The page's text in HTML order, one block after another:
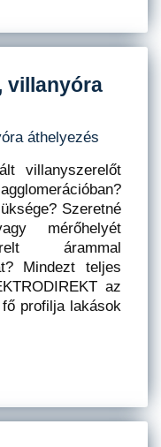
villanyóra
villanyszerelőt
Szeretné
mérőhelyét
árammal
Mindezt teljes
az
profilja lakások